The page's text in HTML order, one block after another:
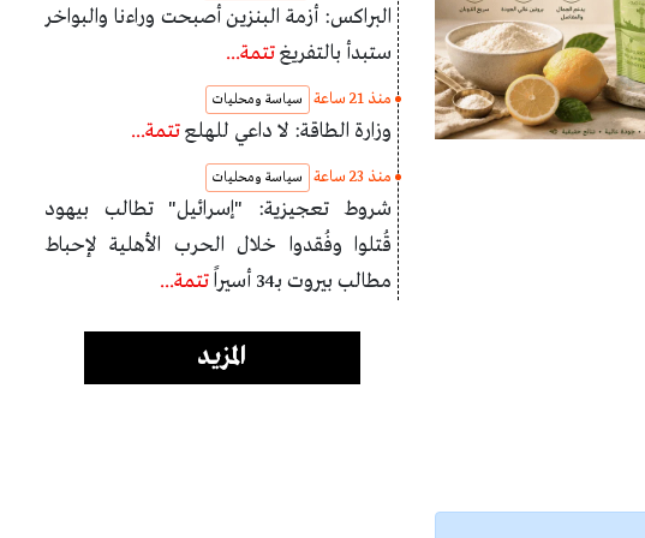
البراكس: أزمة البنزين أصبحت وراءنا والبواخر
ستبدأ بالتفريغتتمة...
منذ 21 ساعة سياسة ومحليات
وزارة الطاقة: لا داعي للهلعتتمة...
منذ 23 ساعة سياسة ومحليات
شروط تعجيزية: "إسرائيل" تطالب بيهود
قُتلوا وفُقدوا خلال الحرب الأهلية لإحباط
مطالب بيروت بـ34 أسيراً
تتمة...
المزيد